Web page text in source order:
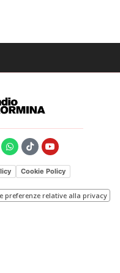
Cookie Policy
preferenze relative alla privacy